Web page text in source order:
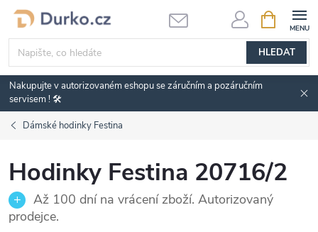
Přejít
obsah
HLEDAT
NÁKUPNÍ
KOŠÍK
Nakupujte v autorizovaném eshopu se záručním a pozáručním
servisem ! 🛠️
Dámské hodinky Festina
Hodinky Festina 20716/2
Až 100 dní na vrácení zboží. Autorizovaný
prodejce.